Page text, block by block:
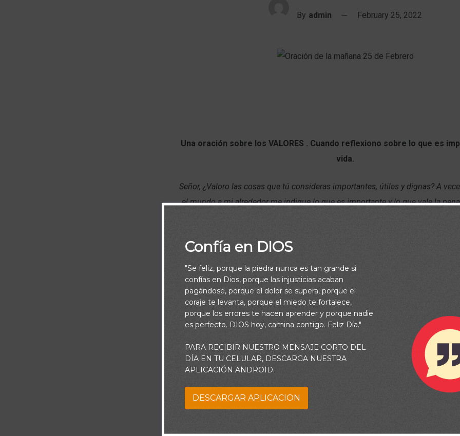
By admin February 25, 2022
Una oración sobre los VALORES . Cuando reflexiono sobre lo que es
vida.
Señor, ¿Valoro las cosas que tú consideras importantes, útiles y dignas? A
el mundo a mi alrededor me indique lo que es importante y lo que vale la
Para quienes me rodean, mis valores son muy claros. Lo que hago, cómo
dinero, y los temas de mi conversación demuestran con exactitud las cosas
Señor, elijo valorarte a ti por sobre todo. Pueda esta decisión reflejarse en las
digo y en cómo uso mi tiempo, energía y dinero. Ayúdame a valorar lo que tú
lo más importante: amarte y adorarte, obedecerte de todo corazón, tomar
bondadosas y servir a los demás.
Porque donde está vuestro tesoro, allí estará también vuestro corazón.
Confía en DIOS
"Se feliz, porque la piedra nunca es tan grande si
confías en Dios, porque las injusticias acaban
pagándose, porque el dolor se supera, porque el
coraje te levanta, porque el miedo te fortalece,
porque los errores te hacen aprender y porque nadie
es perfecto. DIOS hoy, camina contigo. Feliz Día."
PARA RECIBIR NUESTRO MENSAJE CORTO DEL
DÍA EN TU CELULAR, DESCARGA NUESTRA
APLICACIÓN ANDROID.
DESCARGAR APLICACION